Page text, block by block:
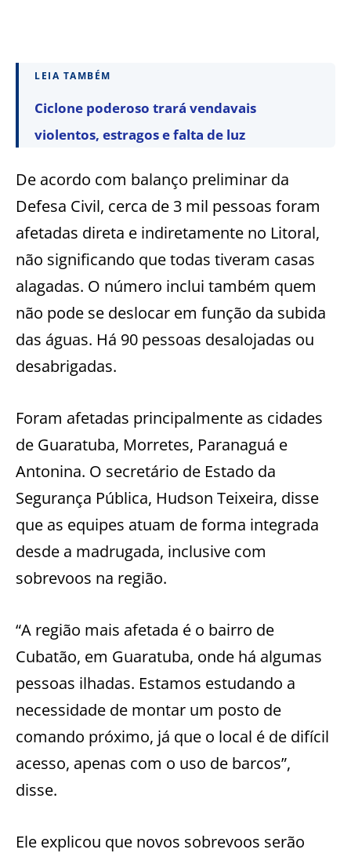
LEIA TAMBÉM
Ciclone poderoso trará vendavais
violentos, estragos e falta de luz
De acordo com balanço preliminar da
Defesa Civil, cerca de 3 mil pessoas foram
afetadas direta e indiretamente no Litoral,
não significando que todas tiveram casas
alagadas. O número inclui também quem
não pode se deslocar em função da subida
das águas. Há 90 pessoas desalojadas ou
desabrigadas.
Foram afetadas principalmente as cidades
de Guaratuba, Morretes, Paranaguá e
Antonina. O secretário de Estado da
Segurança Pública, Hudson Teixeira, disse
que as equipes atuam de forma integrada
desde a madrugada, inclusive com
sobrevoos na região.
“A região mais afetada é o bairro de
Cubatão, em Guaratuba, onde há algumas
pessoas ilhadas. Estamos estudando a
necessidade de montar um posto de
comando próximo, já que o local é de difícil
acesso, apenas com o uso de barcos”,
disse.
Ele explicou que novos sobrevoos serão